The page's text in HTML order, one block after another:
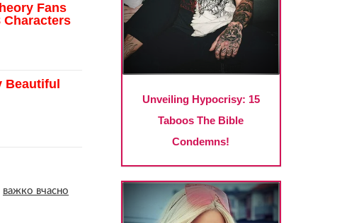
важко вчасно